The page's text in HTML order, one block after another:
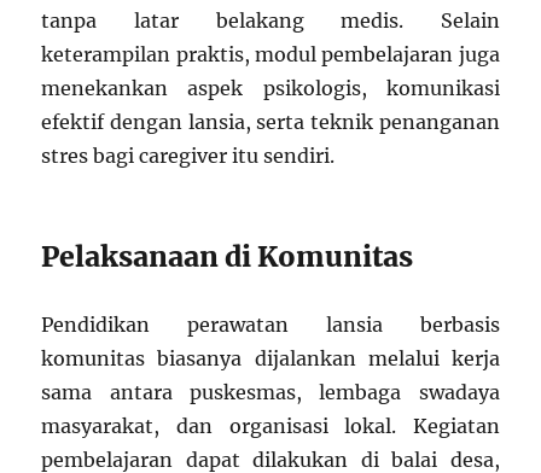
tanpa latar belakang medis. Selain
keterampilan praktis, modul pembelajaran juga
menekankan aspek psikologis, komunikasi
efektif dengan lansia, serta teknik penanganan
stres bagi caregiver itu sendiri.
Pelaksanaan di Komunitas
Pendidikan perawatan lansia berbasis
komunitas biasanya dijalankan melalui kerja
sama antara puskesmas, lembaga swadaya
masyarakat, dan organisasi lokal. Kegiatan
pembelajaran dapat dilakukan di balai desa,